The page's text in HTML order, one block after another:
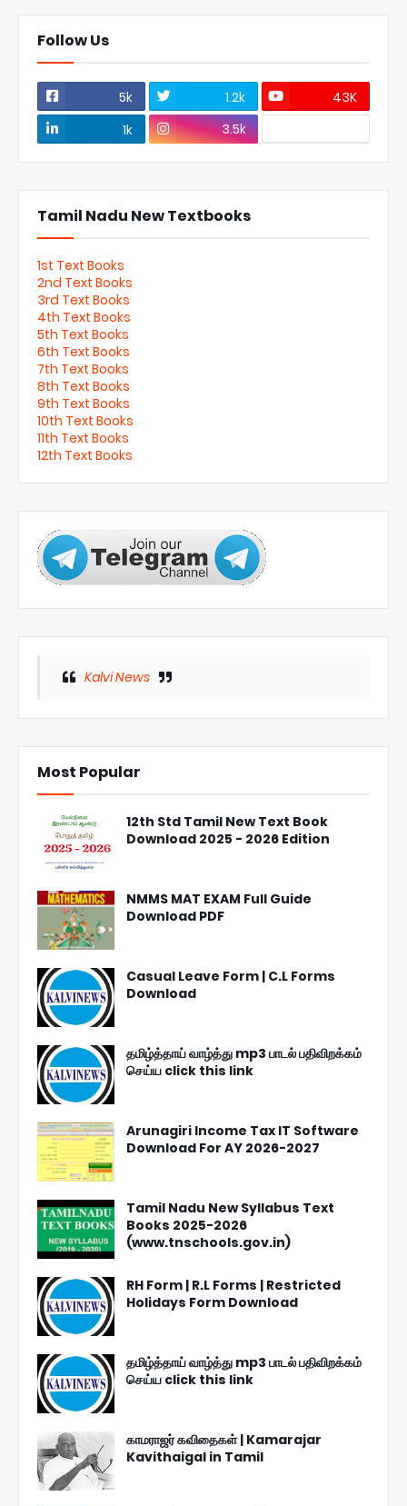
Follow Us
5k 1.2k
43K
1k
3.5k
Tamil Nadu New Textbooks
1st Text Books
2nd Text Books
3rd Text Books
4th Text Books
5th Text Books
6th Text Books
7th Text Books
8th Text Books
9th Text Books
10th Text Books
11th Text Books
12th Text Books
Kalvi News
Most Popular
12th Std Tamil New Text Book
Download 2025 - 2026 Edition
NMMS MAT EXAM Full Guide
Download PDF
Casual Leave Form | C.L Forms
Download
தமிழ்த்தாய் வாழ்த்து mp3 பாடல் பதிவிறக்கம்
செய்ய click this link
Arunagiri Income Tax IT Software
Download For AY 2026-2027
Tamil Nadu New Syllabus Text
Books 2025-2026
(www.tnschools.gov.in)
RH Form | R.L Forms | Restricted
Holidays Form Download
தமிழ்த்தாய் வாழ்த்து mp3 பாடல் பதிவிறக்கம்
செய்ய click this link
காமராஜர் கவிதைகள் | Kamarajar
Kavithaigal in Tamil